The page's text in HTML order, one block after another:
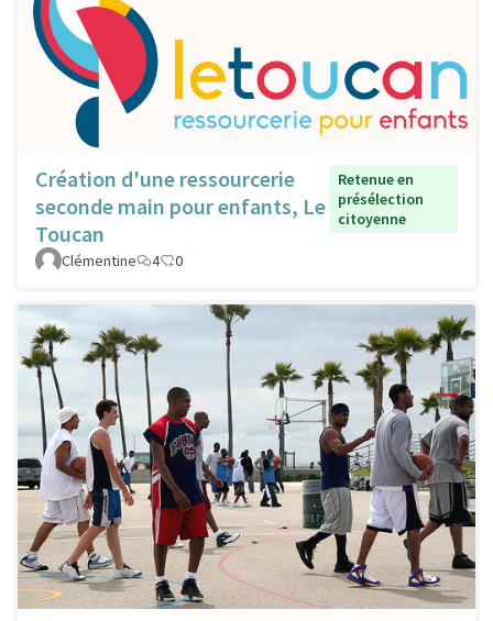
Création d'une ressourcerie
seconde main pour enfants, Le
Toucan
Retenue en
présélection
citoyenne
Clémentine 4 0